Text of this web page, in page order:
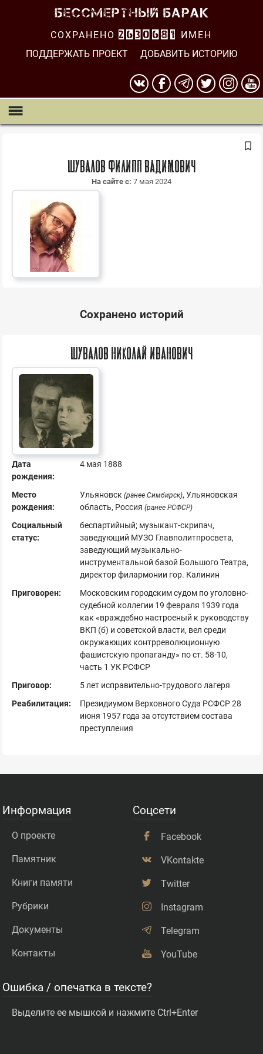
СОХРАНЕНО 2630681
ИМЕН
ПОДДЕРЖАТЬ ПРОЕКТ
ДОБАВИТЬ ИСТОРИЮ
Шувалов Филипп Вадимович
На сайте с: 7 мая 2024
Сохранено историй
Шувалов Николай Иванович
Дата
рождения:
4 мая 1888
Место
рождения:
Ульяновск (ранее Симбирск), Ульяновская
область, Россия (ранее РСФСР)
Социальный
статус:
беспартийный; музыкант-скрипач,
заведующий МУЗО Главполитпросвета,
заведующий музыкально-
инструментальной базой Большого Театра,
директор филармонии гор. Калинин
Приговорен:
Московским городским судом по уголовно-
судебной коллегии 19 февраля 1939 года
как «враждебно настроеный к руководству
ВКП (б) и советской власти, вел среди
окружающих контрреволюционную
фашистскую пропаганду» по ст. 58-10,
часть 1 УК РСФСР
Приговор:
5 лет исправительно-трудового лагеря
Реабилитация:
Президиумом Верховного Суда РСФСР 28
июня 1957 года за отсутствием состава
преступления
Информация
О проекте
Памятник
Книги памяти
Рубрики
Документы
Контакты
Соцсети
Facebook
VKontakte
Twitter
Instagram
Telegram
YouTube
Ошибка / опечатка в тексте?
Выделите ее мышкой и нажмите Ctrl+Enter